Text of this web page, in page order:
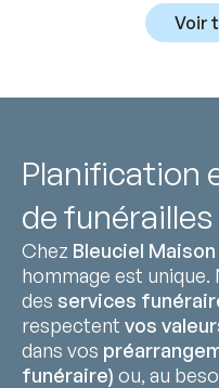
Voir
Planification
de
Chez Bleuciel
hommage est unique.
des services
respectent vos
dans vos
funéraire) ou, au